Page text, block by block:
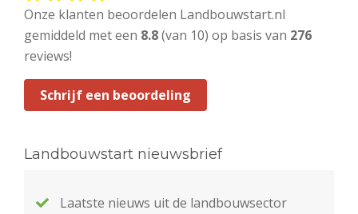
Onze klanten beoordelen Landbouwstart.nl
gemiddeld met een 8.8(van 10) op basis van 276
reviews!
Schrijf een beoordeling
Landbouwstart nieuwsbrief
Laatste nieuws uit de landbouwsector